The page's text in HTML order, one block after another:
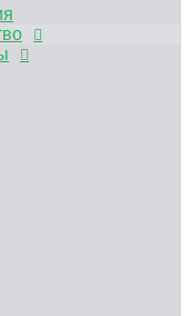
защиты от